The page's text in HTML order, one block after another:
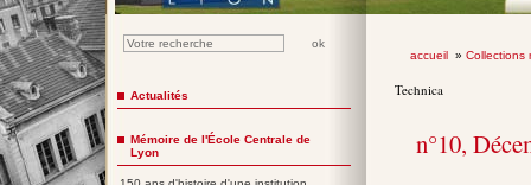
accueil» Collections
Technica
n°10,
Actualités
Mémoire de l'École Centrale de
Lyon